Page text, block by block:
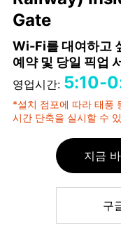
Gate
Wi-Fi를 대여하고
예약 및 당일 픽업
영업시간: 5:10-
*설치 점포에 따라 태풍
시간 단축을 실시할 수
지금
구